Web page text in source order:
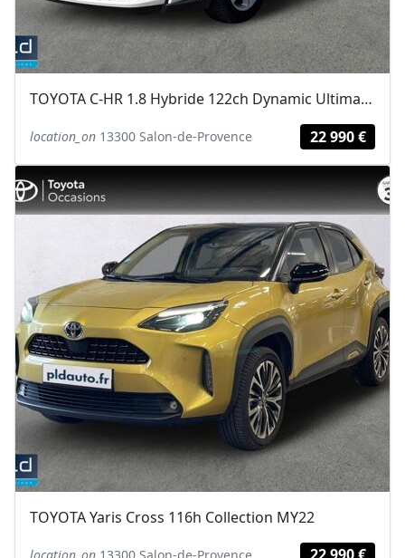
TOYOTA C-HR 1.8 Hybride 122ch Dynamic Ultimate E-CVT
location_on 13300 Salon-de-Provence 22 990 €
TOYOTA Yaris Cross 116h Collection MY22
location_on 13300 Salon-de-Provence